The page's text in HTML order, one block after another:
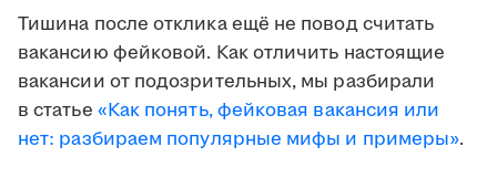
Тишина после отклика ещё не повод считать
вакансию фейковой. Как отличить настоящие
вакансии от подозрительных, мы разбирали
в статье «Как понять, фейковая вакансия или
нет: разбираем популярные мифы и примеры».